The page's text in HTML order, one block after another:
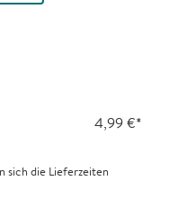
4,99 €*
sich die Lieferzeiten